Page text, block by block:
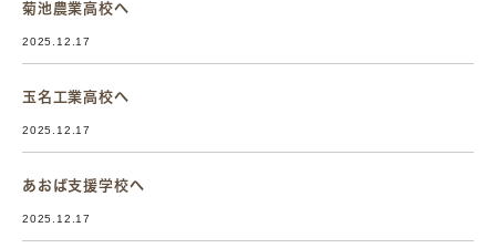
菊池農業高校へ
2025.12.17
玉名工業高校へ
2025.12.17
あおば支援学校へ
2025.12.17